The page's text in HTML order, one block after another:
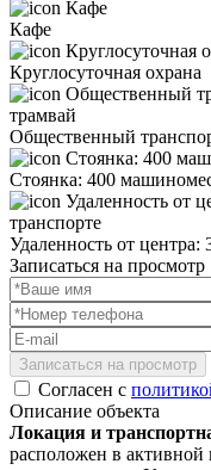
Кафе
Круглосуточная охрана
Общественный
Стоянка: 400
Удаленность от
Записаться на просмотр
Записаться на просмотр
Согласен с
Описание объекта
Локация и
расположен в активной